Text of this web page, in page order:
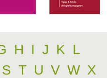
H I J K L
S T U V W X